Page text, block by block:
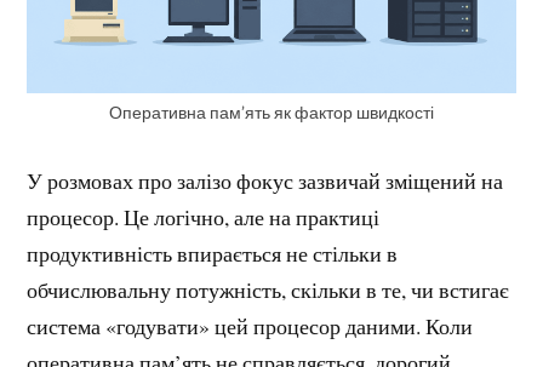
Оперативна пам’ять як фактор швидкості
У розмовах про залізо фокус зазвичай зміщений на
процесор. Це логічно, але на практиці
продуктивність впирається не стільки в
обчислювальну потужність, скільки в те, чи встигає
система «годувати» цей процесор даними. Коли